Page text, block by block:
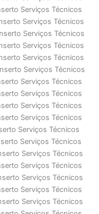
Serviços Técnicos
Serviços Técnicos
Serviços Técnicos
Serviços Técnicos
Serviços Técnicos
Serviços Técnicos
Serviços Técnicos
Serviços Técnicos
Serviços Técnicos
Serviços Técnicos
Serviços Técnicos
Serviços Técnicos
Serviços Técnicos
Serviços Técnicos
Serviços Técnicos
Serviços Técnicos
Serviços Técnicos